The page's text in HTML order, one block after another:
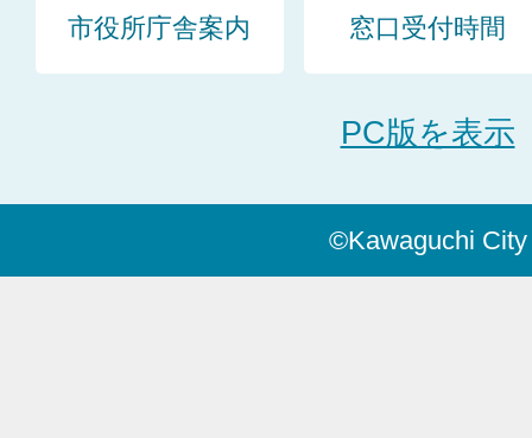
市役所庁舎案内 窓口受付時間
PC版を表示
©Kawaguchi City